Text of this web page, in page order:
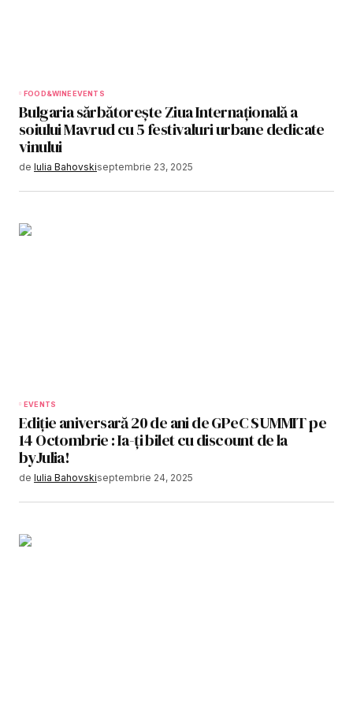
FOOD&WINEEVENTS
Bulgaria sărbătorește Ziua Internațională a
soiului Mavrud cu 5 festivaluri urbane dedicate
vinului
de Iulia Bahovskiseptembrie 23, 2025
EVENTS
Ediție aniversară 20 de ani de GPeC SUMMIT pe
14 Octombrie : Ia-ți bilet cu discount de la
byJulia!
de Iulia Bahovskiseptembrie 24, 2025